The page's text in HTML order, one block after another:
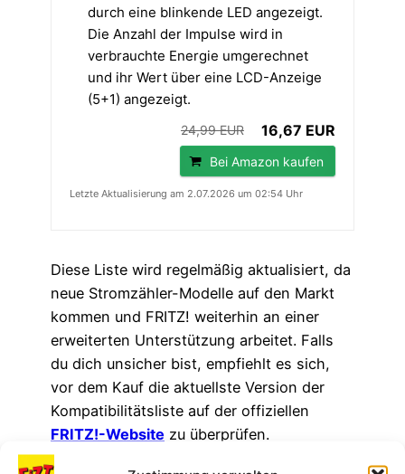
durch eine blinkende LED angezeigt.
Die Anzahl der Impulse wird in
verbrauchte Energie umgerechnet
und ihr Wert über eine LCD-Anzeige
(5+1) angezeigt.
24,99 EUR 16,67 EUR
Bei Amazon kaufen
Letzte Aktualisierung am 2.07.2026 um 02:54 Uhr
Diese Liste wird regelmäßig aktualisiert, da
neue Stromzähler-Modelle auf den Markt
kommen und FRITZ! weiterhin an einer
erweiterten Unterstützung arbeitet. Falls
du dich unsicher bist, empfiehlt es sich,
vor dem Kauf die aktuellste Version der
Kompatibilitätsliste auf der offiziellen
FRITZ!-Website zu überprüfen.